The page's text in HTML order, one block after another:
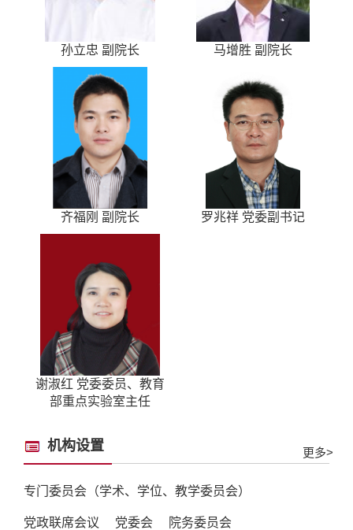
孙立忠 副院长 马增胜 副院长
齐福刚 副院长 罗兆祥 党委副书记
谢淑红 党委委员、教育
部重点实验室主任
更多>
机构设置
专门委员会（学术、学位、教学委员会）
党政联席会议 党委会 院务委员会